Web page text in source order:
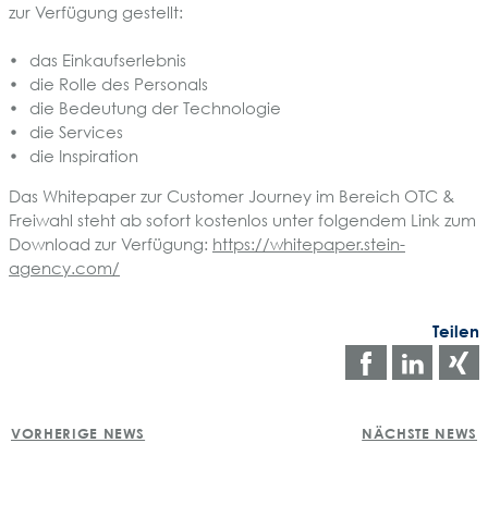
zur Verfügung gestellt:
das Einkaufserlebnis
die Rolle des Personals
die Bedeutung der Technologie
die Services
die Inspiration
Das Whitepaper zur Customer Journey im Bereich OTC &
Freiwahl steht ab sofort kostenlos unter folgendem Link zum
Download zur Verfügung: https://whitepaper.stein-
agency.com/
Teilen
Auf
teilen
Auf
POST
VORHERIGE NEWS NÄCHSTE NEWS